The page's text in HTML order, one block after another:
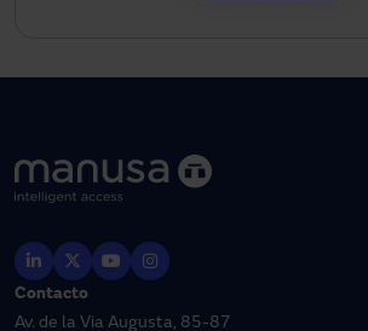
Contacto
Av. de la Via Augusta, 85-87